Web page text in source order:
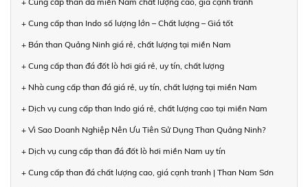
+ Cung cấp than Indo số lượng lớn – Chất lượng – Giá tốt
+ Bán than Quảng Ninh giá rẻ, chất lượng tại miền Nam
+ Cung cấp than đá đốt lò hơi giá rẻ, uy tín, chất lượng
+ Nhà cung cấp than đá giá rẻ, uy tín, chất lượng tại miền Nam
+ Dịch vụ cung cấp than Indo giá rẻ, chất lượng cao tại miền Nam
+ Vì Sao Doanh Nghiệp Nên Ưu Tiên Sử Dụng Than Quảng Ninh?
+ Dịch vụ cung cấp than đá đốt lò hơi miền Nam uy tín
+ Cung cấp than đá chất lượng cao, giá cạnh tranh | Than Nam Sơn